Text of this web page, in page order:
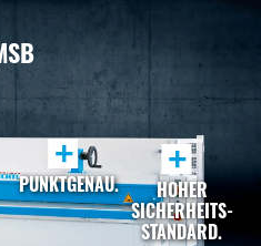
+
PUNKTGENAU.
+
HOHER
SICHERHEITS-
STANDARD.